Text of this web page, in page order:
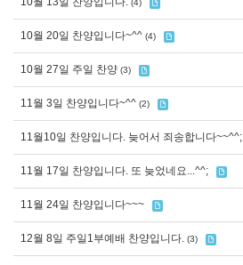
(4)
10월 20일 찬양입니다~^^ (4)
10월 27일 주일 찬양 (3)
11월 3일 찬양입니다~^^ (2)
11월10일 찬양입니다. 늦어서 죄송합니다~~^^;
11월 17일 찬양입니다. 또 늦었네요...^^;
11월 24일 찬양입니다~~~
12월 8일 주일1부예배 찬양입니다. (3)